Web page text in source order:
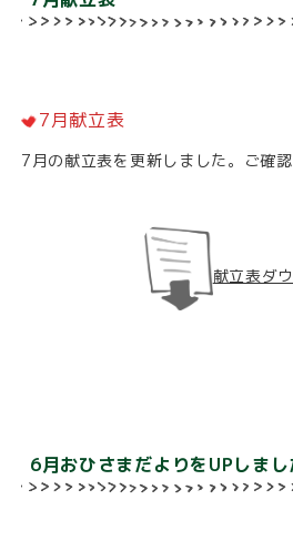
7月献立表
7月の献立表を更新しました。ご確認
献立表ダ
6月おひさまだよりをUPしまし